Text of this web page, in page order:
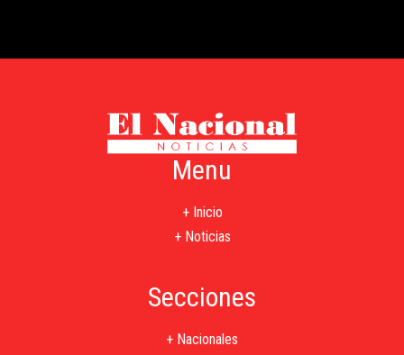
Menu
+ Inicio
+ Noticias
Secciones
+ Nacionales